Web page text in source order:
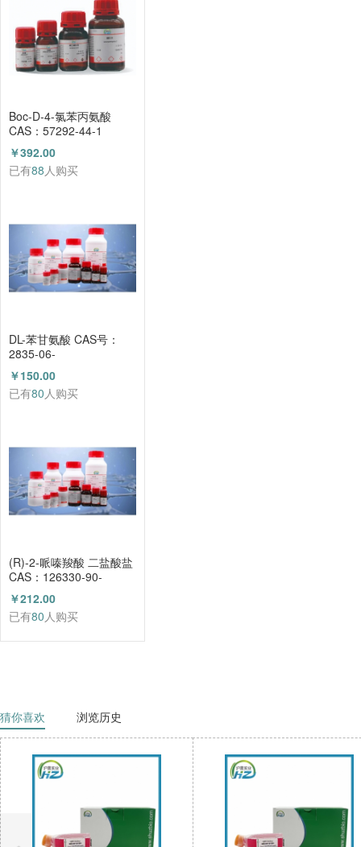
Boc-D-4-氯苯丙氨酸
CAS：57292-44-1
（HZ52015591）
￥392.00
已有88人购买
DL-苯甘氨酸 CAS号：
2835-06-
5（HZ52000788）
￥150.00
已有80人购买
(R)-2-哌嗪羧酸 二盐酸盐
CAS：126330-90-
3（HZ52003684）
￥212.00
已有80人购买
猜你喜欢 浏览历史